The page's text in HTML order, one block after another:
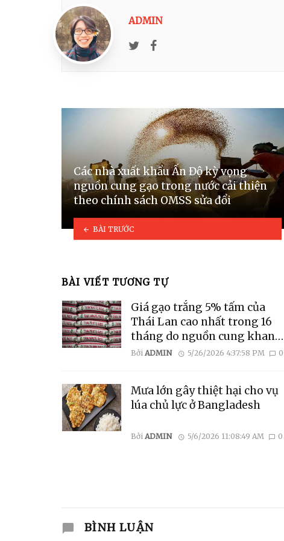
ADMIN
Twitter
Các nhà xuất khẩu Ấn Độ kỳ vọng
nguồn cung gạo trong nước cải thiện
theo chính sách OMSS sửa đổi
BÀI TRƯỚC
BÀI VIẾT TƯƠNG TỰ
Giá gạo trắng 5% tấm của
Thái Lan cao nhất trong 16
tháng do nguồn cung khan
hiếm và lo ngại về hiện tượng
Bởi ADMIN 5/26/2026 4:37:58 PM 0
Mưa lớn gây thiệt hại cho vụ
lúa chủ lực ở Bangladesh
Bởi ADMIN 5/6/2026 11:08:49 AM 0
BÌNH LUẬN